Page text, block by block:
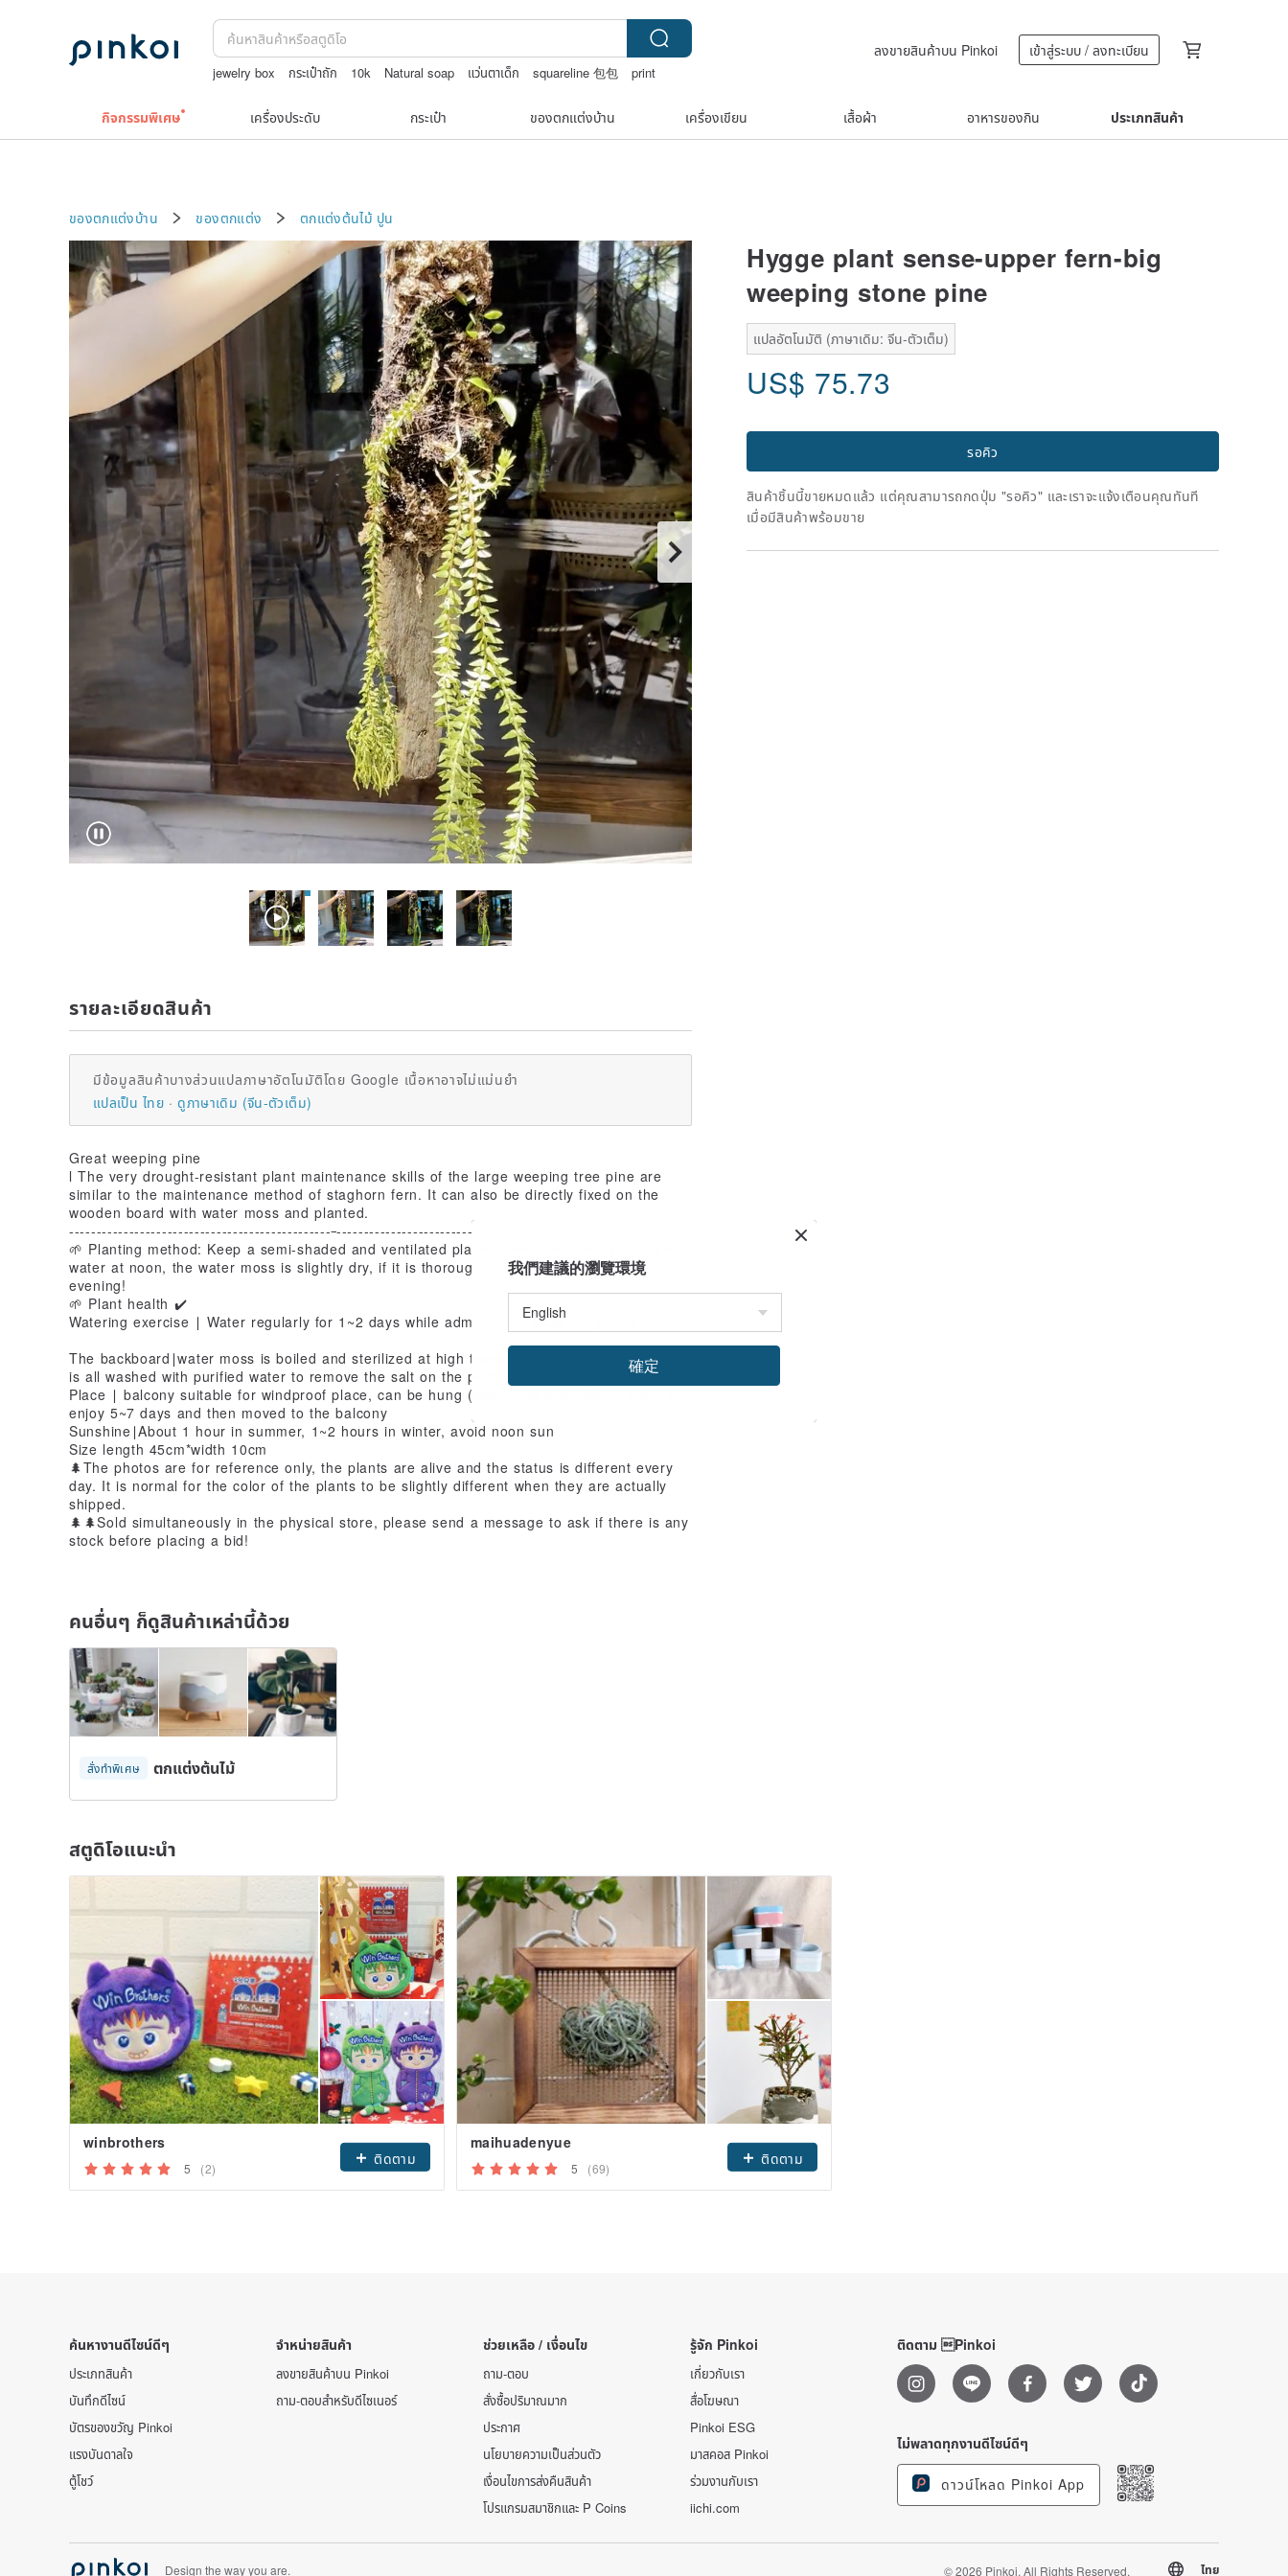
jewelry box กระเป๋าถัก 10k Natural soap แว่นตาเด็ก squareline 包包
print
ลงขายสินค้าบน Pinkoi เข้าสู่ระบบ / ลงทะเบียน
กิจกรรมพิเศษ เครื่องประดับ กระเป๋า ของตกแต่งบ้าน เครื่องเขียน เสื้อผ้า อาหารของกิน ประเภทสินค้า
ของตกแต่งบ้าน ของตกแต่ง ตกแต่งต้นไม้ ปูน
Hygge plant sense-upper fern-big
weeping stone pine
แปลอัตโนมัติ (ภาษาเดิม: จีน-ตัวเต็ม)
US$ 75.73
รอคิว
สินค้าชิ้นนี้ขายหมดแล้ว แต่คุณสามารถกดปุ่ม "รอคิว" และเราจะแจ้งเตือนคุณทันที
เมื่อมีสินค้าพร้อมขาย
รายละเอียดสินค้า
มีข้อมูลสินค้าบางส่วนแปลภาษาอัตโนมัติโดย Google เนื้อหาอาจไม่แม่นยำ
แปลเป็น ไทย
ดูภาษาเดิม (จีน-ตัวเต็ม)
Great weeping pine
l The very drought-resistant plant maintenance skills of the large weeping tree pine are
similar to the maintenance method of staghorn fern. It can also be directly fixed on the
wooden board with water moss and planted.
------------------------------------------------ ------------------------------------
🌱 Planting method: Keep a semi-shaded and ventilated place, avoid direct sunlight, do not
water at noon, the water moss is slightly dry, if it is thoroughly watered, please do it in the
evening!
🌱 Plant health ✔️
Watering exercise ∣ Water regularly for 1~2 days while admiring the beautiful plants
The backboard∣water moss is boiled and sterilized at high temperature, and the driftwood
is all washed with purified water to remove the salt on the plate
Place ∣ balcony suitable for windproof place, can be hung (placed) in a ventilated room to
enjoy 5~7 days and then moved to the balcony
Sunshine∣About 1 hour in summer, 1~2 hours in winter, avoid noon sun
Size length 45cm*width 10cm
🌲The photos are for reference only, the plants are alive and the status is different every
day. It is normal for the color of the plants to be slightly different when they are actually
shipped.
🌲🌲Sold simultaneously in the physical store, please send a message to ask if there is any
stock before placing a bid!
คนอื่นๆ ก็ดูสินค้าเหล่านี้ด้วย
สั่งทำพิเศษ ตกแต่งต้นไม้
สตูดิโอแนะนำ
winbrothers
5 (2)
ติดตาม
maihuadenyue
5 (69)
ติดตาม
ค้นหางานดีไซน์ดีๆ
ประเภทสินค้า
บันทึกดีไซน์
บัตรของขวัญ Pinkoi
แรงบันดาลใจ
ตู้โชว์
จำหน่ายสินค้า
ลงขายสินค้าบน Pinkoi
ถาม-ตอบสำหรับดีไซเนอร์
ช่วยเหลือ / เงื่อนไข
ถาม-ตอบ
สั่งซื้อปริมาณมาก
ประกาศ
นโยบายความเป็นส่วนตัว
เงื่อนไขการส่งคืนสินค้า
โปรแกรมสมาชิกและ P Coins
รู้จัก Pinkoi
เกี่ยวกับเรา
สื่อโฆษณา
Pinkoi ESG
มาสคอส Pinkoi
ร่วมงานกับเรา
iichi.com
ติดตาม Pinkoi
ไม่พลาดทุกงานดีไซน์ดีๆ
ดาวน์โหลด Pinkoi App
Design the way you are. © 2026 Pinkoi. All Rights Reserved. ไทย
我們建議的瀏覽環境
確定